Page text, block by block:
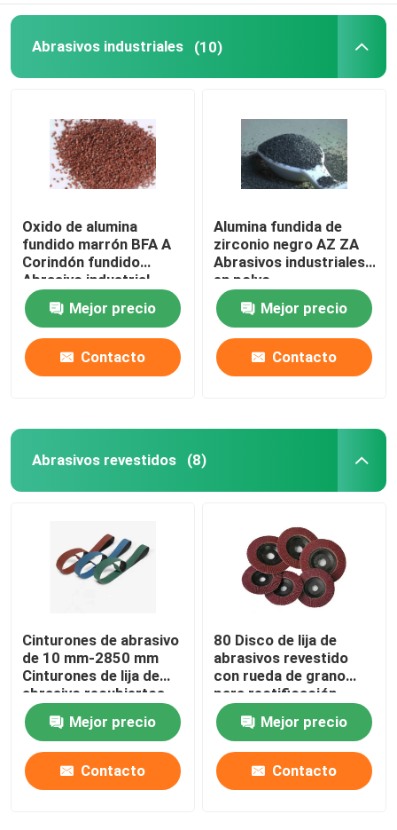
Instrumentos de medición de precisión
Nitruración en baño de sal
Consumibles de semiconductores
Abrasivos industriales (10)
Oxido de alumina
fundido marrón BFA A
Corindón fundido
Abrasivo industrial
Mejor precio
Contacto
Alumina fundida de
zirconio negro AZ ZA
Abrasivos industriales
en polvo
Mejor precio
Contacto
Abrasivos revestidos (8)
Cinturones de abrasivo
de 10 mm-2850 mm
Cinturones de lija de
abrasivo recubiertos
para metal
Mejor precio
Contacto
80 Disco de lija de
abrasivos revestido
con rueda de grano
para rectificación
versátil
Mejor precio
Contacto